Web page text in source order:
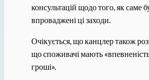
консультацій щодо того, як саме
впроваджені ці заходи.
Очікується, що канцлер також
що споживачі мають
гроші».